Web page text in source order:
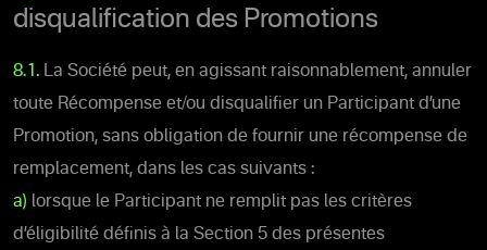
disqualification des Promotions
8.1. La Société peut, en agissant raisonnablement, annuler
toute Récompense et/ou disqualifier un Participant d’une
Promotion, sans obligation de fournir une récompense de
remplacement, dans les cas suivants :
a) lorsque le Participant ne remplit pas les critères
d’éligibilité définis à la Section 5 des présentes